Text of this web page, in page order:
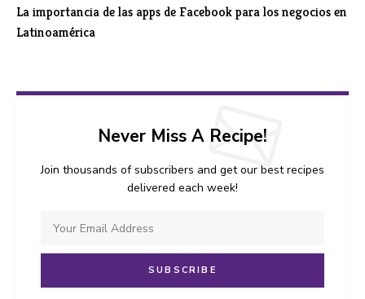
La importancia de las apps de Facebook para los negocios en
Latinoamérica
Never Miss A Recipe!
Join thousands of subscribers and get our best recipes
delivered each week!